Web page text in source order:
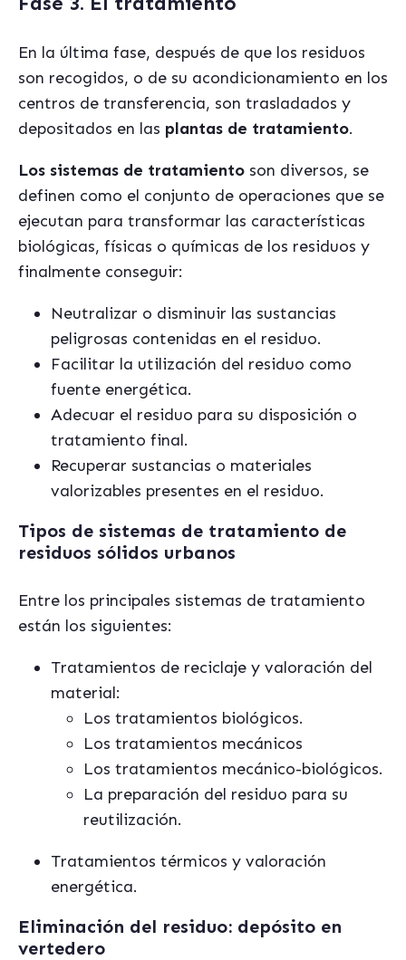
En la última fase, después de que los residuos
son recogidos, o de su acondicionamiento en los
centros de transferencia, son trasladados y
depositados en las plantas de tratamiento.
Los sistemas de tratamiento son diversos, se
definen como el conjunto de operaciones que se
ejecutan para transformar las características
biológicas, físicas o químicas de los residuos y
finalmente conseguir:
Neutralizar o disminuir las sustancias
peligrosas contenidas en el residuo.
Facilitar la utilización del residuo como
fuente energética.
Adecuar el residuo para su disposición o
tratamiento final.
Recuperar sustancias o materiales
valorizables presentes en el residuo.
Tipos de sistemas de tratamiento de
residuos sólidos urbanos
Entre los principales sistemas de tratamiento
están los siguientes:
Tratamientos de reciclaje y valoración del
material:
Los tratamientos biológicos.
Los tratamientos mecánicos
Los tratamientos mecánico-biológicos.
La preparación del residuo para su
reutilización.
Tratamientos térmicos y valoración
energética.
Eliminación del residuo: depósito en
vertedero